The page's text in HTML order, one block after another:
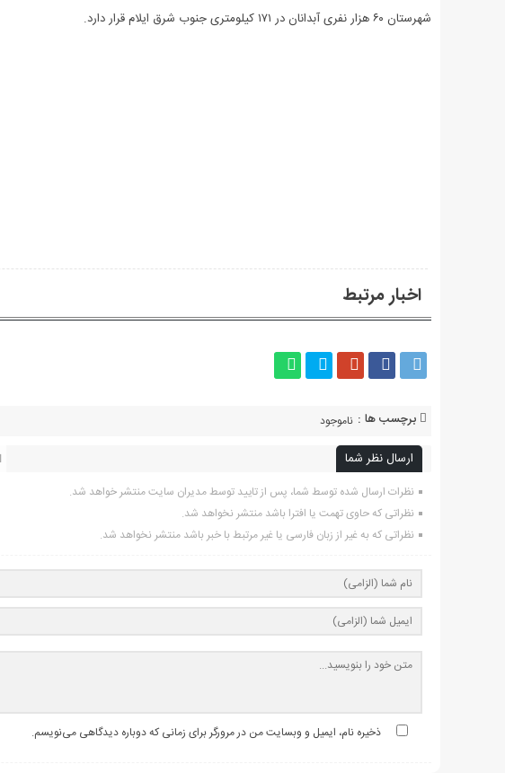
شهرستان ۶۰ هزار نفری آبدانان در ۱۷۱ کیلومتری جنوب شرق ایلام قرار دارد.
اخبار مرتبط
برچسب ها : ناموجود
ارسال نظر شما
نظرات ارسال شده توسط شما، پس از تایید توسط مدیران سایت منتشر خواهد شد.
نظراتی که حاوی تهمت یا افترا باشد منتشر نخواهد شد.
نظراتی که به غیر از زبان فارسی یا غیر مرتبط با خبر باشد منتشر نخواهد شد.
ذخیره نام، ایمیل و وبسایت من در مرورگر برای زمانی که دوباره دیدگاهی می‌نویسم.